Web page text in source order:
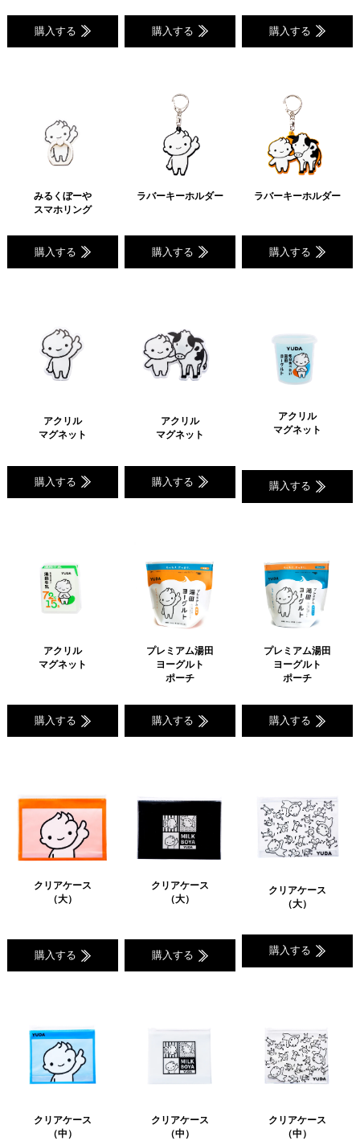
購入する 購入する 購入する
みるくぼーや
スマホリング
購入する
ラバーキーホルダー
購入する
ラバーキーホルダー
購入する
アクリル
マグネット
購入する
アクリル
マグネット
購入する
アクリル
マグネット
購入する
アクリル
マグネット
購入する
プレミアム湯田
ヨーグルト
ポーチ
購入する
プレミアム湯田
ヨーグルト
ポーチ
購入する
クリアケース
（大）
購入する
クリアケース
（大）
購入する
クリアケース
（大）
購入する
クリアケース
（中）
クリアケース
（中）
クリアケース
（中）